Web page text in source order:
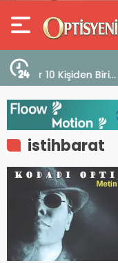
700 Yıllık
dell’Occhiale”
istihbarat